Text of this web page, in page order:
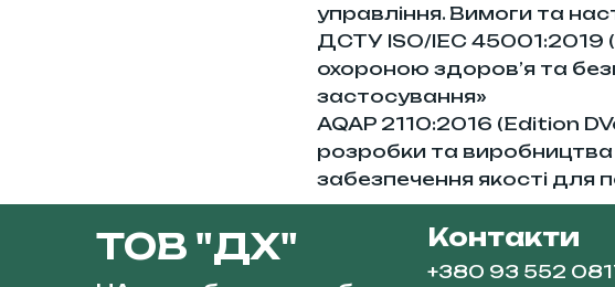
управління. Вимоги та
ДСТУ ISO/IEC 45001:2019
охороною здоров’я та
застосування»
AQAP 2110:2016 (Edition
розробки та
забезпечення якості для
ТОВ "ДХ" Контакти
+380 93 552